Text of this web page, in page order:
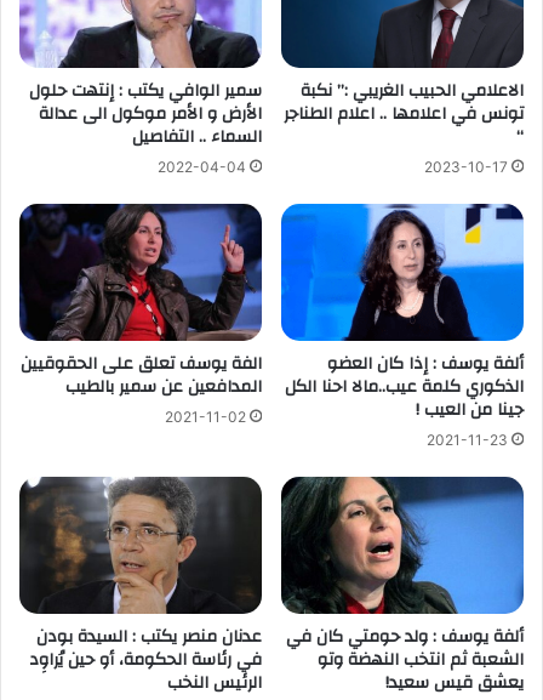
الاعلامي الحبيب الغريبي :” نكبة
تونس في اعلامها .. اعلام الطناجر
“
2023-10-17
سمير الوافي يكتب : إنتهت حلول
الأرض و الأمر موكول الى عدالة
السماء .. التفاصيل
2022-04-04
ألفة يوسف : إذا كان العضو
الذكوري كلمة عيب..مالا احنا الكل
جينا من العيب !
2021-11-23
الفة يوسف تعلق على الحقوقيين
المدافعين عن سمير بالطيب
2021-11-02
ألفة يوسف : ولد حومتي كان في
الشعبة ثم انتخب النهضة وتو
يعشق قيس سعيد!
عدنان منصر يكتب : السيدة بودن
في رئاسة الحكومة، أو حين يُراوِد
الرئيس النخب